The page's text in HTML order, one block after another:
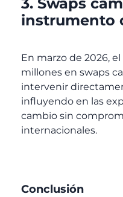
instrumento
En marzo de 2026,
millones en swaps
intervenir
influyendo en las
cambio sin
internacionales.
Conclusión